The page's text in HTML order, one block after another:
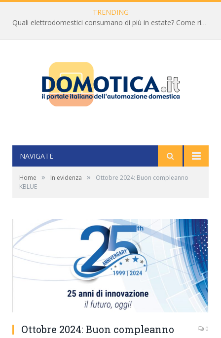
TRENDING
Quali elettrodomestici consumano di più in estate? Come ridurre la bolletta
NAVIGATE
Home » In evidenza »
Ottobre 2024: Buon compleanno
KBLUE
Ottobre 2024: Buon compleanno
0